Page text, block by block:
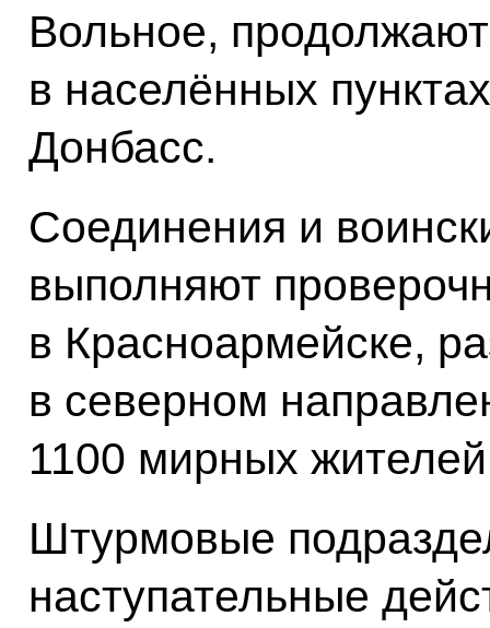
Вольное,
в населённых
Донбасс.
Соединения и
выполняют
в Красноармейске,
в северном
1100 мирных
Штурмовые
наступательные